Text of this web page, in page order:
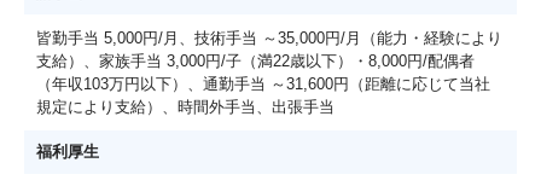
皆勤手当 5,000円/月、技術手当 ～35,000円/月（能力・経験により
支給）、家族手当 3,000円/子（満22歳以下）・8,000円/配偶者
（年収103万円以下）、通勤手当 ～31,600円（距離に応じて当社
規定により支給）、時間外手当、出張手当
福利厚生